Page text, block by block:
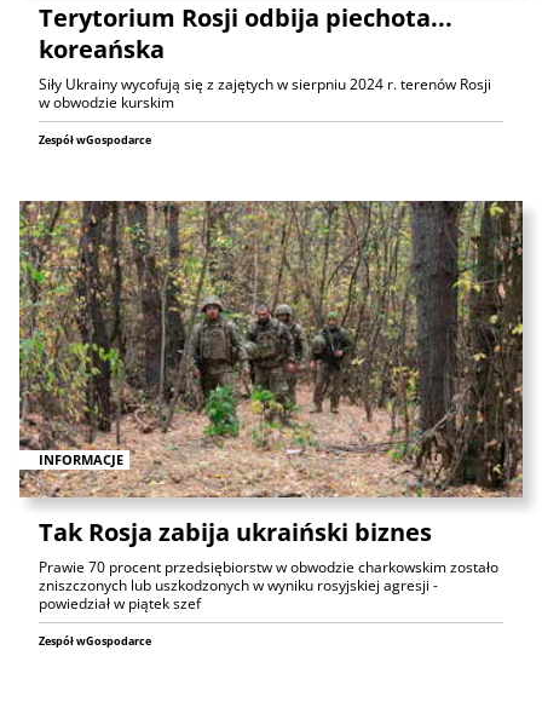
Terytorium Rosji odbija piechota...
koreańska
Siły Ukrainy wycofują się z zajętych w sierpniu 2024 r. terenów Rosji
w obwodzie kurskim
Zespół wGospodarce
INFORMACJE
Tak Rosja zabija ukraiński biznes
Prawie 70 procent przedsiębiorstw w obwodzie charkowskim zostało
zniszczonych lub uszkodzonych w wyniku rosyjskiej agresji -
powiedział w piątek szef
Zespół wGospodarce